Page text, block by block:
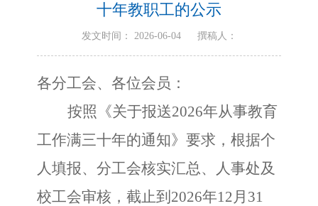
十年教职工的公示
发文时间： 2026-06-04 撰稿人：
各分工会、各位会员：
按照《关于报送2026年从事教育
工作满三十年的通知》要求，根据个
人填报、分工会核实汇总、人事处及
校工会审核，截止到 2026年12月 31